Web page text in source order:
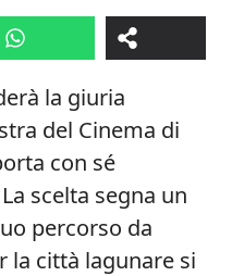
la giuria
del Cinema di
con sé
scelta segna un
percorso da
la città lagunare si